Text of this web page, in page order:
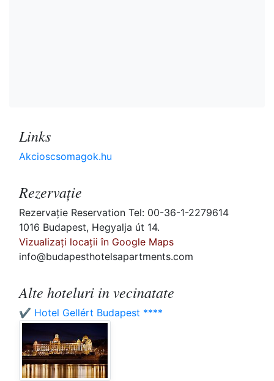
Links
Akcioscsomagok.hu
Rezervaţie
Rezervaţie Reservation Tel: 00-36-1-2279614
1016 Budapest, Hegyalja út 14.
Vizualizați locații în Google Maps
info@budapesthotelsapartments.com
Alte hoteluri in vecinatate
✔️ Hotel Gellért Budapest ****